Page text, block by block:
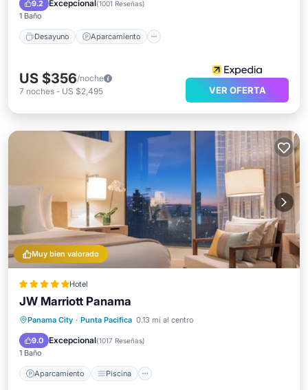
9.2 Excepcional(1001 Reseñas)
1 Baño
Desayuno Aparcamiento
US $356/noche
7 noches - US $2,495 VER OFERTA
Muy bien valorado
Hotel
JW Marriott Panama
Panama City · Punta Pacifica 0.13 mi al centro
9.0 Excepcional(1017 Reseñas)
1 Baño
Aparcamiento Piscina
Aparcamiento Piscina
Balcón/Terraza